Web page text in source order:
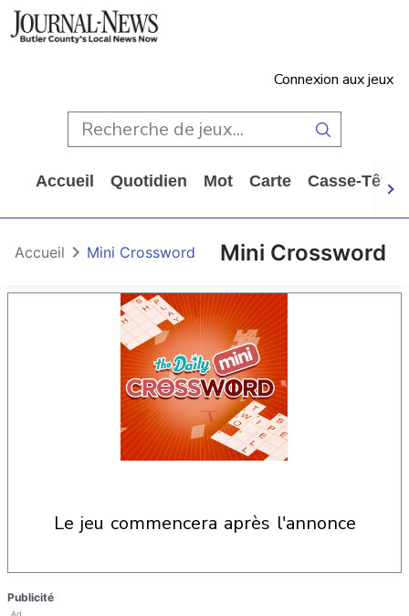
Connexion aux jeux
Accueil Quotidien Mot Carte Casse-Tête
Mini Crossword
Accueil Mini Crossword
le jeu commencera après l'annonce
Publicité
Ad